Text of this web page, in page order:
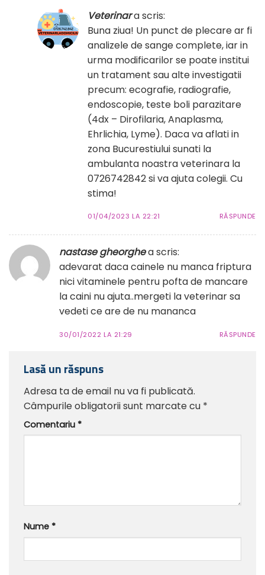
Veterinara scris:
Buna ziua! Un punct de plecare ar fi
analizele de sange complete, iar in
urma modificarilor se poate institui
un tratament sau alte investigatii
precum: ecografie, radiografie,
endoscopie, teste boli parazitare
(4dx – Dirofilaria, Anaplasma,
Ehrlichia, Lyme). Daca va aflati in
zona Bucurestiului sunati la
ambulanta noastra veterinara la
0726742842 si va ajuta colegii. Cu
stima!
01/04/2023 LA 22:21 RĂSPUNDE
nastase gheorghea scris:
adevarat daca cainele nu manca friptura
nici vitaminele pentru pofta de mancare
la caini nu ajuta..mergeti la veterinar sa
vedeti ce are de nu mananca
30/01/2022 LA 21:29 RĂSPUNDE
Lasă un răspuns
Adresa ta de email nu va fi publicată.
Câmpurile obligatorii sunt marcate cu *
Comentariu *
Nume *